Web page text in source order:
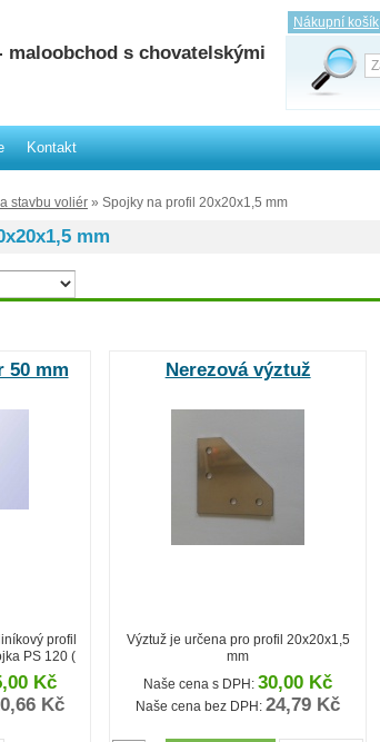
maloobchod s chovatelskými
Nákupní košík
Kontakt
stavbu voliér » Spojky na profil 20x20x1,5 mm
mm
50 mm
profil
PS 120 (
PS 120
Není
kolečka.
Kč
Kč
Nerezová výztuž
Výztuž je určena pro profil 20x20x1,5
mm
Naše cena s DPH: 30,00 Kč
Naše cena bez DPH: 24,79 Kč